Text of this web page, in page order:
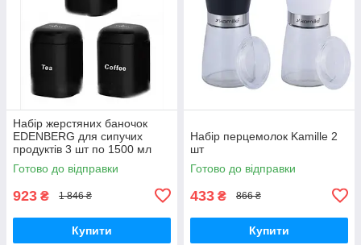
Набір жерстяних баночок
EDENBERG для сипучих
продуктів 3 шт по 1500 мл
модерн
Готово до відправки
923 ₴ 1 846 ₴
Купити
Набір перцемолок Kamille 2
шт
Готово до відправки
433 ₴ 866 ₴
Купити